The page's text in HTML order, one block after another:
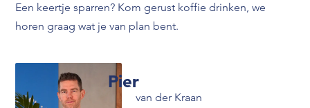
Een keertje sparren? Kom gerust koffie drinken, we
horen graag wat je van plan bent.
Pier
van der Kraan